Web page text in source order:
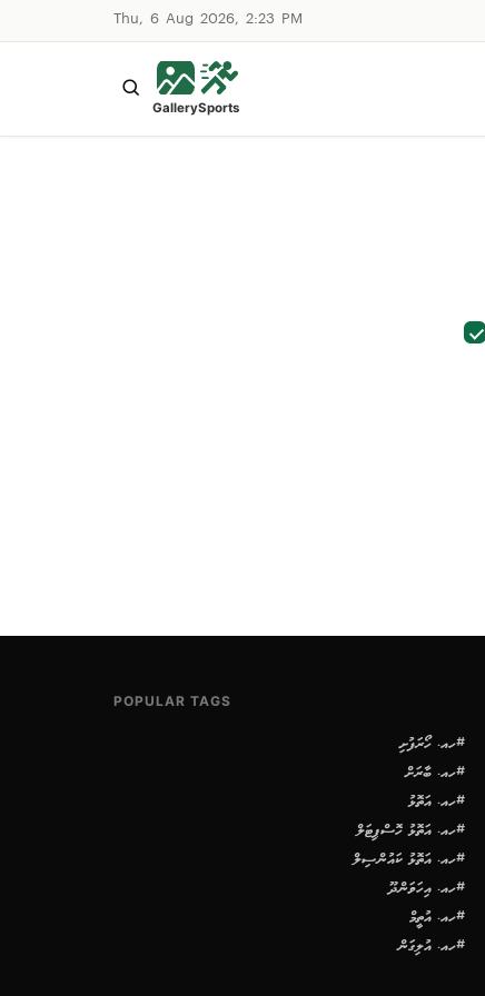
Thu, 6 Aug 2026, 2:23 PM
Sports
Gallery
POPULAR TAGS
#ހއ. ހޯރަފުށި
#ހއ. ބާރަށް
#ހއ. އަތޮޅު
#ހއ. އަތޮޅު ހޮސްޕިޓަލް
#ހއ. އަތޮޅު ކައުންސިލް
#ހއ. އިހަވަންދޫ
#ހއ. އުތީމް
#ހއ. އުލިގަން